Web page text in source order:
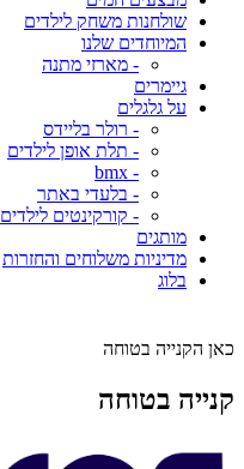
שולחנות משחק לילדים
המיוחדים שלנו
- מארזי מתנה
גיימרים
על גלגלים
- רולר בליידס
- תלת אופן לילדים
- bmx
- בלעדי באתר
- קורקינטים לילדים
מותגים
מדיניות משלוחים והחזרות
בלוג
כאן הקנייה בטוחה
קנייה בטוחה